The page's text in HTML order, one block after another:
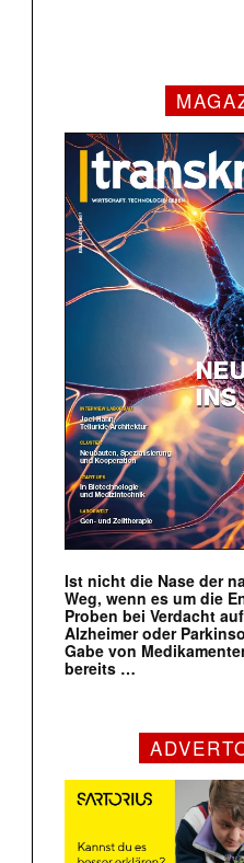
Ist nicht die Nase der
Weg, wenn es um die
Proben bei Verdacht
Alzheimer oder
Gabe von
bereits …